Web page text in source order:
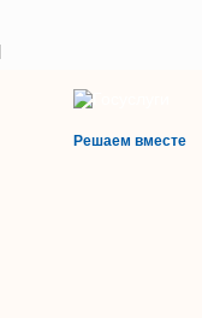
Решаем вместе